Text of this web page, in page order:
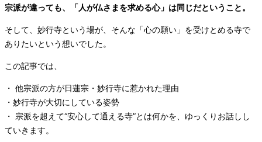
宗派が違っても、「人が仏さまを求める心」は同じだということ。
そして、妙行寺という場が、そんな「心の願い」を受けとめる寺で
ありたいという想いでした。
この記事では、
・ 他宗派の方が日蓮宗・妙行寺に惹かれた理由
・妙行寺が大切にしている姿勢
・ 宗派を超えて“安心して通える寺”とは何かを、ゆっくりお話しし
ていきます。